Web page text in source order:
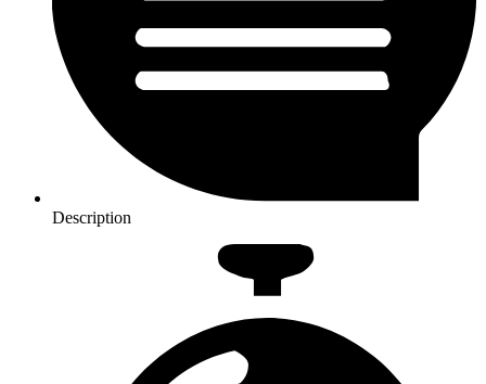
Description